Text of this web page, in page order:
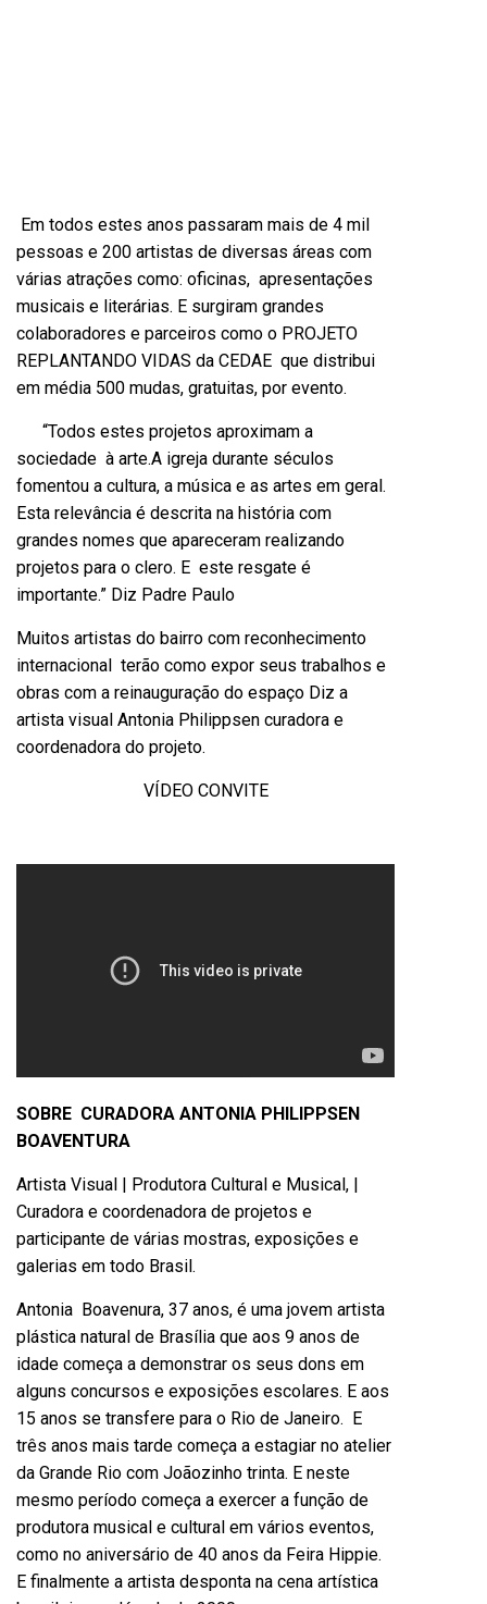
Em todos estes anos passaram mais de 4 mil
pessoas e 200 artistas de diversas áreas com
várias atrações como: oficinas, apresentações
musicais e literárias. E surgiram grandes
colaboradores e parceiros como o PROJETO
REPLANTANDO VIDAS da CEDAE que distribui
em média 500 mudas, gratuitas, por evento.
“Todos estes projetos aproximam a
sociedade à arte.A igreja durante séculos
fomentou a cultura, a música e as artes em geral.
Esta relevância é descrita na história com
grandes nomes que apareceram realizando
projetos para o clero. E este resgate é
importante.” Diz Padre Paulo
Muitos artistas do bairro com reconhecimento
internacional terão como expor seus trabalhos e
obras com a reinauguração do espaço Diz a
artista visual Antonia Philippsen curadora e
coordenadora do projeto.
VÍDEO CONVITE
SOBRE CURADORA ANTONIA PHILIPPSEN
BOAVENTURA
Artista Visual | Produtora Cultural e Musical, |
Curadora e coordenadora de projetos e
participante de várias mostras, exposições e
galerias em todo Brasil.
Antonia Boavenura, 37 anos, é uma jovem artista
plástica natural de Brasília que aos 9 anos de
idade começa a demonstrar os seus dons em
alguns concursos e exposições escolares. E aos
15 anos se transfere para o Rio de Janeiro. E
três anos mais tarde começa a estagiar no atelier
da Grande Rio com Joãozinho trinta. E neste
mesmo período começa a exercer a função de
produtora musical e cultural em vários eventos,
como no aniversário de 40 anos da Feira Hippie.
E finalmente a artista desponta na cena artística